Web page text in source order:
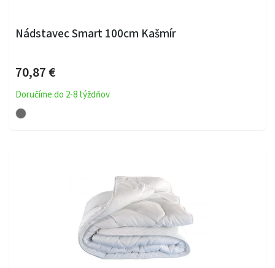
Nádstavec Smart 100cm Kašmír
70,87 €
Doručíme do 2-8 týždňov